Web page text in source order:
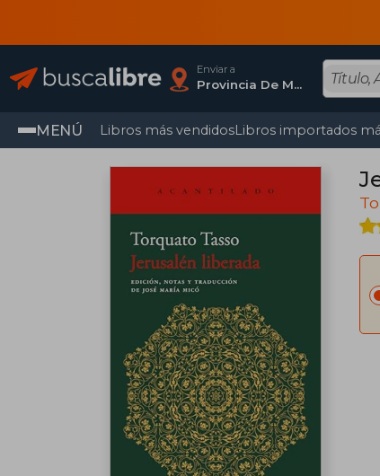
Enviar a
Provincia De Madrid
MENÚ Libros más vendidosLibros importados